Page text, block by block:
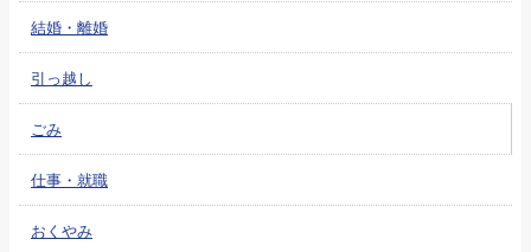
結婚・離婚
引っ越し
ごみ
仕事・就職
おくやみ